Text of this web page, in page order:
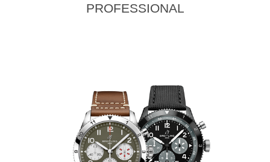
PROFESSIONAL